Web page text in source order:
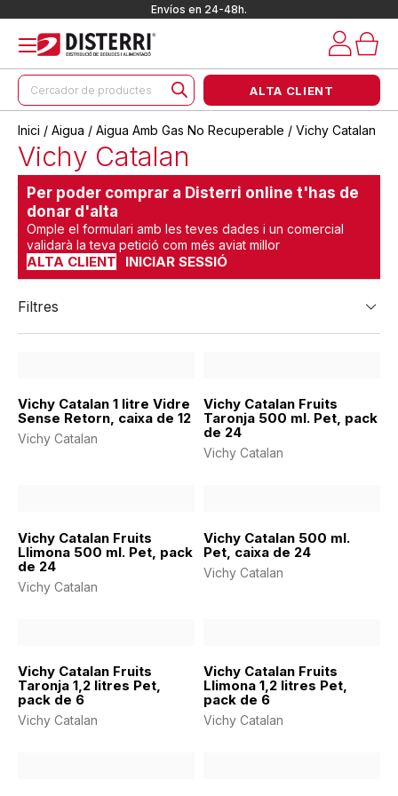
Envíos en 24-48h.
Products
search
ALTA CLIENT
Inici / Aigua / Aigua Amb Gas No Recuperable / Vichy Catalan
Vichy Catalan
Per poder comprar a Disterri online t'has de
donar d'alta
Omple el formulari amb les teves dades i un comercial
validarà la teva petició com més aviat millor
ALTA CLIENT INICIAR SESSIÓ
Filtres
Vichy Catalan 1 litre Vidre
Sense Retorn, caixa de 12
Vichy Catalan
Vichy Catalan Fruits
Taronja 500 ml. Pet, pack
de 24
Vichy Catalan
Vichy Catalan Fruits
Llimona 500 ml. Pet, pack
de 24
Vichy Catalan
Vichy Catalan 500 ml.
Pet, caixa de 24
Vichy Catalan
Vichy Catalan Fruits
Taronja 1,2 litres Pet,
pack de 6
Vichy Catalan
Vichy Catalan Fruits
Llimona 1,2 litres Pet,
pack de 6
Vichy Catalan